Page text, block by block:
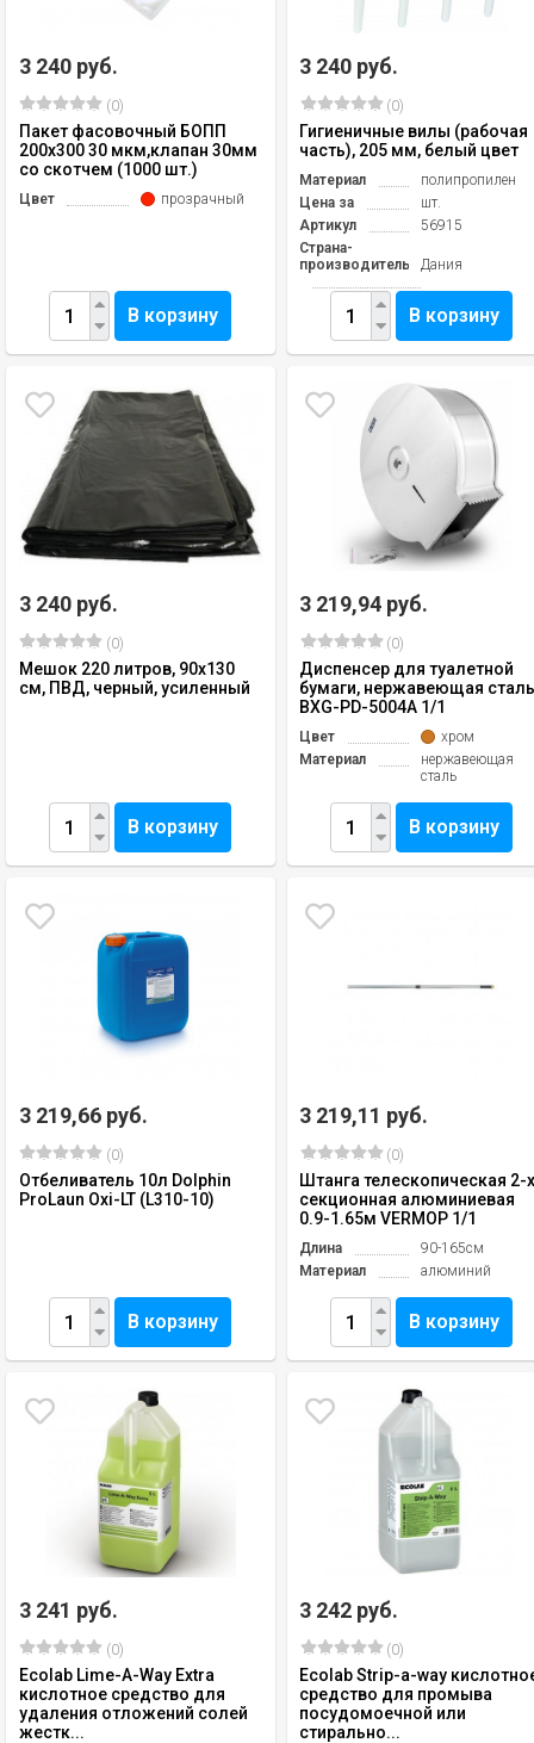
3 240 руб.
(0)
Пакет фасовочный БОПП
200х300 30 мкм,клапан 30мм
со скотчем (1000 шт.)
Цвет прозрачный
В корзину
3 240 руб.
(0)
Гигиеничные вилы (рабочая
часть), 205 мм, белый цвет
Материал
полипропилен
Цена за
шт.
Артикул
56915
Страна-
производитель
Дания
В корзину
3 240 руб.
(0)
Мешок 220 литров, 90х130
см, ПВД, черный, усиленный
В корзину
3 219,94 руб.
(0)
Диспенсер для туалетной
бумаги, нержавеющая
BXG-PD-5004А 1/1
Цвет
хром
Материал
нержавеющая
сталь
В корзину
3 219,66 руб.
(0)
Отбеливатель 10л Dolphin
ProLaun Oxi-LT (L310-10)
В корзину
3 219,11 руб.
(0)
Штанга телескопическая 2-
секционная алюминиевая
0.9-1.65м VERMOP 1/1
Длина
90-165см
Материал
алюминий
В корзину
3 241 руб.
(0)
Ecolab Lime-A-Way Extra
кислотное средство для
удаления отложений солей
жестк...
3 242 руб.
(0)
Ecolab Strip-a-way
средство для промыва
посудомоечной или
стирально...